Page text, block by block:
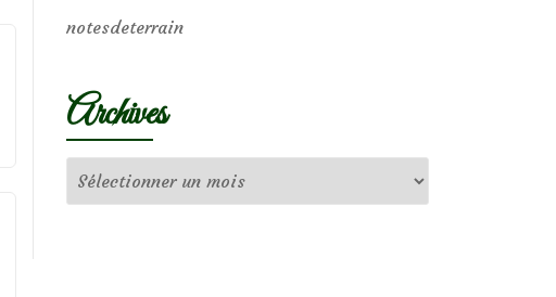
notesdeterrain
Archives
Archives